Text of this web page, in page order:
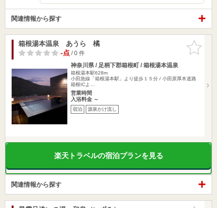
関連情報から探す
お気に入
りに追加
箱根湯本温泉 あうら 橘
-点/ 0 件
神奈川県 / 足柄下郡箱根町 / 箱根湯本温泉
箱根湯本駅628m
小田急線「箱根湯本駅」より徒歩１５分 / 小田原厚木道路
箱根ICよ…
営業時間
入浴料金 ～
宿泊 源泉かけ流し
楽天トラベルの宿泊プランを見る
関連情報から探す